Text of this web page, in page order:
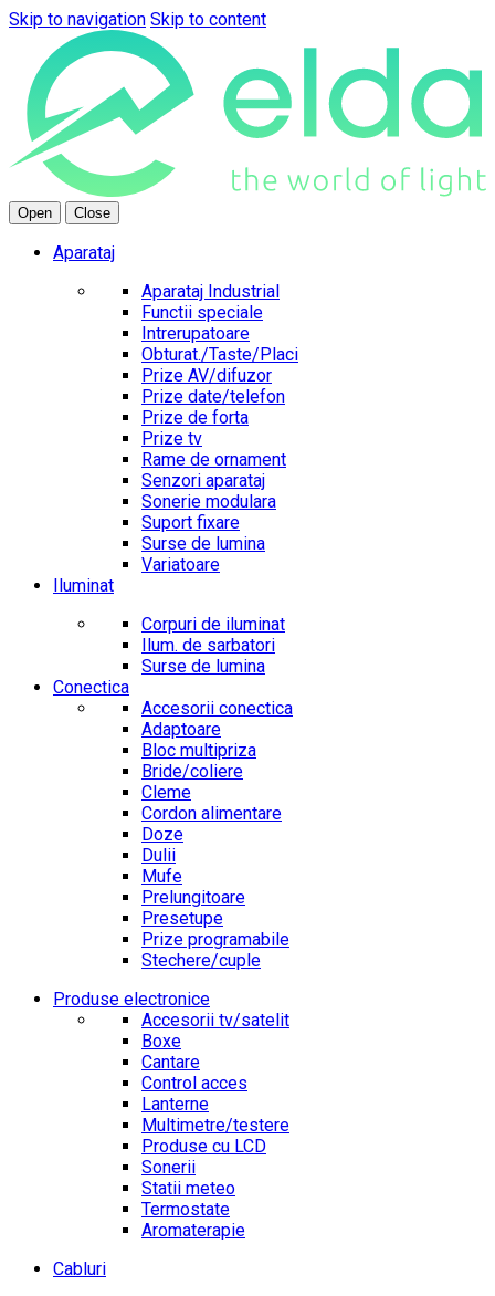
Skip to navigation Skip to content
Open Close
Aparataj
Aparataj Industrial
Functii speciale
Intrerupatoare
Obturat./Taste/Placi
Prize AV/difuzor
Prize date/telefon
Prize de forta
Prize tv
Rame de ornament
Senzori aparataj
Sonerie modulara
Suport fixare
Surse de lumina
Variatoare
Iluminat
Corpuri de iluminat
Ilum. de sarbatori
Surse de lumina
Conectica
Accesorii conectica
Adaptoare
Bloc multipriza
Bride/coliere
Cleme
Cordon alimentare
Doze
Dulii
Mufe
Prelungitoare
Presetupe
Prize programabile
Stechere/cuple
Produse electronice
Accesorii tv/satelit
Boxe
Cantare
Control acces
Lanterne
Multimetre/testere
Produse cu LCD
Sonerii
Statii meteo
Termostate
Aromaterapie
Cabluri